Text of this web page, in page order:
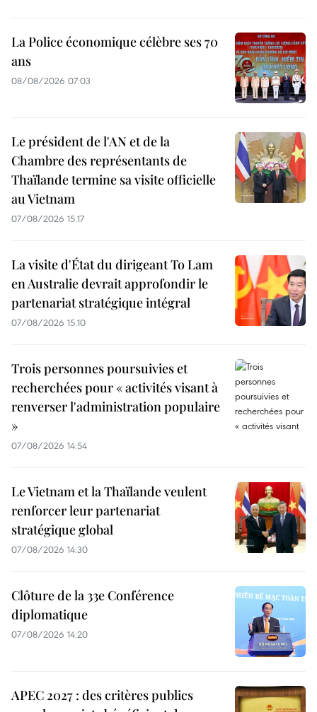
La Police économique célèbre ses 70
ans
08/08/2026 07:03
Le président de l'AN et de la
Chambre des représentants de
Thaïlande termine sa visite officielle
au Vietnam
07/08/2026 15:17
La visite d'État du dirigeant To Lam
en Australie devrait approfondir le
partenariat stratégique intégral
07/08/2026 15:10
Trois personnes poursuivies et
recherchées pour « activités visant à
renverser l'administration populaire
»
07/08/2026 14:54
Le Vietnam et la Thaïlande veulent
renforcer leur partenariat
stratégique global
07/08/2026 14:30
Clôture de la 33e Conférence
diplomatique
07/08/2026 14:20
APEC 2027 : des critères publics